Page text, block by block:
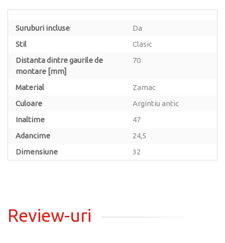
Suruburi incluse
Da
Stil
Clasic
Distanta dintre gaurile de
montare [mm]
70
Material
Zamac
Culoare
Argintiu antic
Inaltime
47
Adancime
24,5
Dimensiune
32
Review-uri